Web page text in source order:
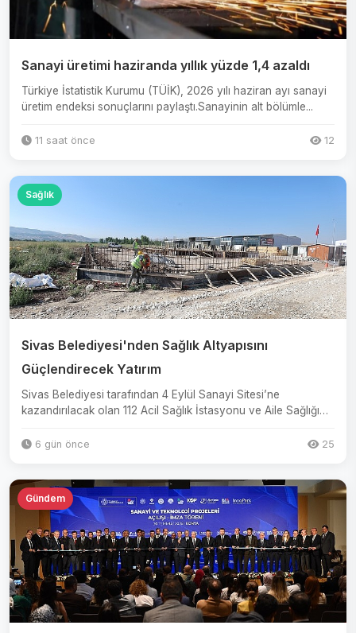
Sanayi üretimi haziranda yıllık yüzde 1,4 azaldı
Türkiye İstatistik Kurumu (TÜİK), 2026 yılı haziran ayı sanayi
üretim endeksi sonuçlarını paylaştı.Sanayinin alt bölümle...
11 saat önce 12
Sağlık
Sivas Belediyesi'nden Sağlık Altyapısını
Güçlendirecek Yatırım
Sivas Belediyesi tarafından 4 Eylül Sanayi Sitesi’ne
kazandırılacak olan 112 Acil Sağlık İstasyonu ve Aile Sağlığı
6 gün önce 25
Gündem